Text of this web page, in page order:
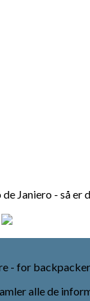
Janiero - så er
- for
alle de